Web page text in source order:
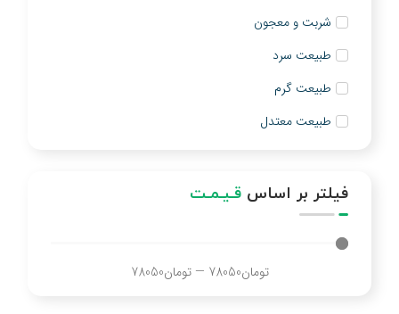
شربت و معجون
طبیعت سرد
طبیعت گرم
طبیعت معتدل
فیلتر بر اساس قـیـمـت
تومان78050
—تومان78050